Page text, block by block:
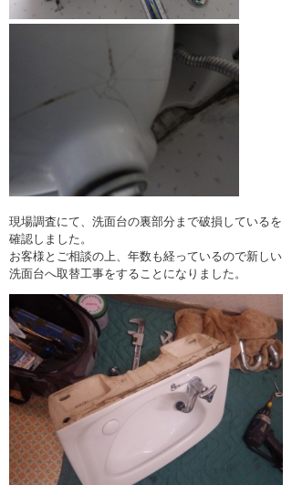
現場調査にて、洗面台の裏部分まで破損しているを
確認しました。
お客様とご相談の上、年数も経っているので新しい
洗面台へ取替工事をすることになりました。